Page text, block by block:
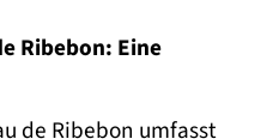
Ribebon: Eine
de Ribebon umfasst